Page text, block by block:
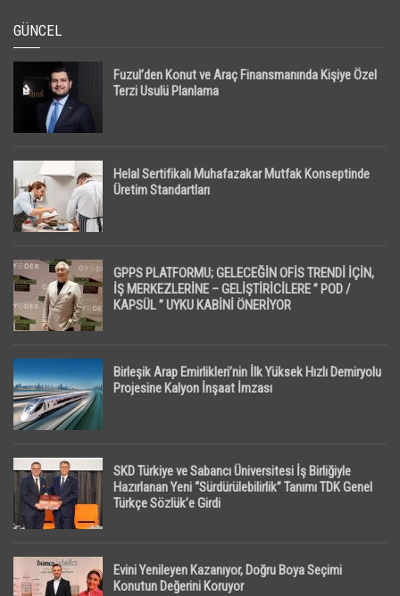
GÜNCEL
Fuzul’den Konut ve Araç Finansmanında Kişiye Özel
Terzi Usulü Planlama
Helal Sertifikalı Muhafazakar Mutfak Konseptinde
Üretim Standartları
GPPS PLATFORMU; GELECEĞİN OFİS TRENDİ İÇİN,
İŞ MERKEZLERİNE – GELİŞTİRİCİLERE ” POD /
KAPSÜL ” UYKU KABİNİ ÖNERİYOR
Birleşik Arap Emirlikleri’nin İlk Yüksek Hızlı Demiryolu
Projesine Kalyon İnşaat İmzası
SKD Türkiye ve Sabancı Üniversitesi İş Birliğiyle
Hazırlanan Yeni “Sürdürülebilirlik” Tanımı TDK Genel
Türkçe Sözlük’e Girdi
Evini Yenileyen Kazanıyor, Doğru Boya Seçimi
Konutun Değerini Koruyor